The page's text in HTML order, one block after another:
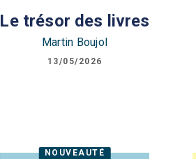
Le trésor des livres
Martin Boujol
13/05/2026
NOUVEAUTÉ